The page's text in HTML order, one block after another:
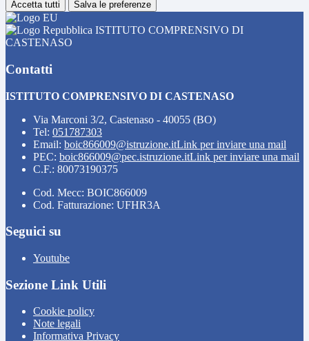
Accetta tutti Salva le preferenze
ISTITUTO COMPRENSIVO DI
CASTENASO
Contatti
ISTITUTO COMPRENSIVO DI CASTENASO
Via Marconi 3/2, Castenaso - 40055 (BO)
Tel: 051787303
Email: boic866009@istruzione.itLink per inviare una mail
PEC: boic866009@pec.istruzione.itLink per inviare una mail
C.F.: 80073190375
Cod. Mecc: BOIC866009
Cod. Fatturazione: UFHR3A
Seguici su
Youtube
Sezione Link Utili
Cookie policy
Note legali
Informativa Privacy